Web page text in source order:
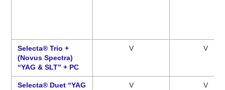
Selecta® Trio +
(Novus Spectra)
“YAG & SLT” + PC
V V
Selecta® Duet “YAG
V V